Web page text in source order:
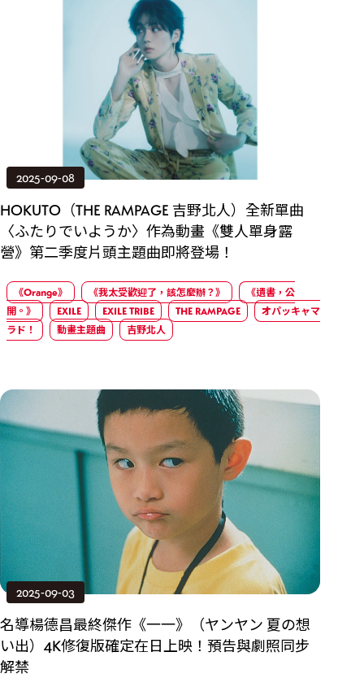
2025-09-08
HOKUTO（THE RAMPAGE 吉野北人）全新單曲
〈ふたりでいようか〉作為動畫《雙人單身露
營》第二季度片頭主題曲即將登場！
《Orange》 《我太受歡迎了，該怎麼辦？》
《遺書，公
開。》
EXILE EXILE TRIBE THE RAMPAGE
オパッキャマ
ラド！
動畫主題曲 吉野北人
2025-09-03
名導楊德昌最終傑作《一一》（ヤンヤン 夏の想
い出）4K修復版確定在日上映！預告與劇照同步
解禁